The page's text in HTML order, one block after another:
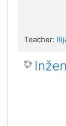
Teacher: